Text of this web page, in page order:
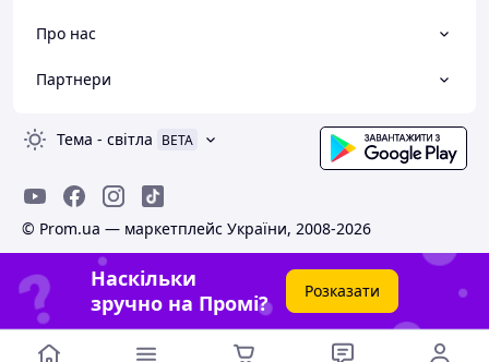
Про нас
Партнери
Тема - світла BETA
© Prom.ua — маркетплейс України, 2008-2026
Наскільки
зручно на Промі?
Розказати